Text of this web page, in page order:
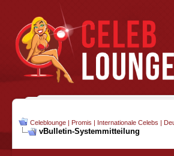
Celeblounge | Promis | Internationale Celebs |
vBulletin-Systemmitteilung